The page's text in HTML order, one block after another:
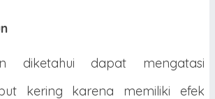
diketahui dapat mengatasi
kering karena memiliki efek